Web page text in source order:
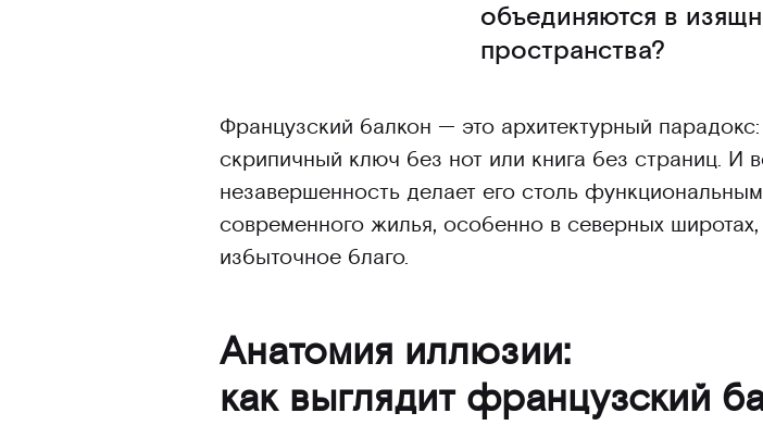
объединяются в
пространства?
Французский балкон — это архитектурный
скрипичный ключ без нот или книга без страниц. И
незавершенность делает его столь
современного жилья, особенно в северных
избыточное благо.
Анатомия иллюзии:
как выглядит французский